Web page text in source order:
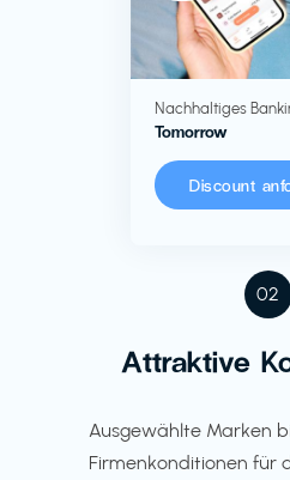
02
Attraktive
Ausgewählte Marken
Firmenkonditionen für
Nachhaltiges
Tomorrow
Discount